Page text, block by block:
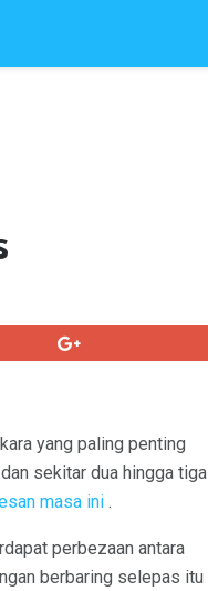
yang paling penting
sekitar dua hingga tiga
masa ini .
perbezaan antara
berbaring selepas itu